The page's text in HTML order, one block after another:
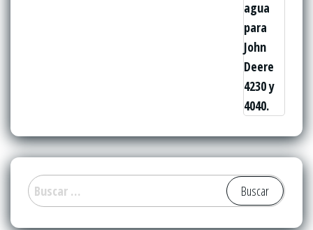
Buscar: